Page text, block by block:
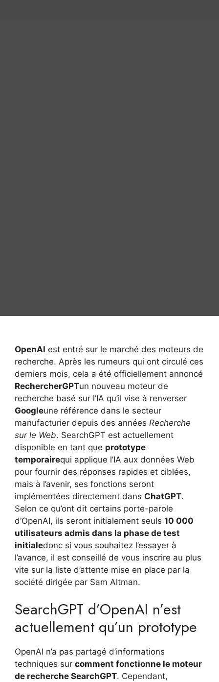
OpenAI est entré sur le marché des moteurs de
recherche. Après les rumeurs qui ont circulé ces
derniers mois, cela a été officiellement annoncé
RechercherGPTun nouveau moteur de
recherche basé sur l’IA qu’il vise à renverser
Googleune référence dans le secteur
manufacturier depuis des années Recherche
sur le Web. SearchGPT est actuellement
disponible en tant que prototype
temporairequi applique l’IA aux données Web
pour fournir des réponses rapides et ciblées,
mais à l’avenir, ses fonctions seront
implémentées directement dans ChatGPT.
Selon ce qu’ont dit certains porte-parole
d’OpenAI, ils seront initialement seuls 10 000
utilisateurs admis dans la phase de test
initialedonc si vous souhaitez l’essayer à
l’avance, il est conseillé de vous inscrire au plus
vite sur la liste d’attente mise en place par la
société dirigée par Sam Altman.
SearchGPT d’OpenAI n’est
actuellement qu’un prototype
OpenAI n’a pas partagé d’informations
techniques sur comment fonctionne le moteur
de recherche SearchGPT. Cependant,